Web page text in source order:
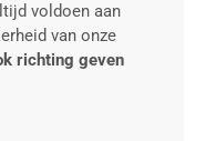
voldoen aan
van onze
richting geven